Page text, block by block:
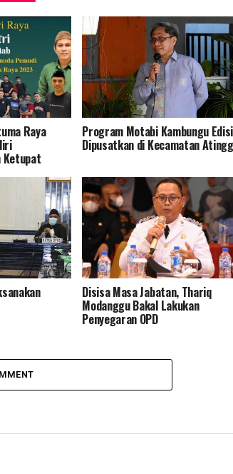
Raya
Ketupat
Program Motabi Kambungu
Dipusatkan di Kecamatan
Disisa Masa Jabatan, Thariq
Modanggu Bakal Lakukan
Penyegaran OPD